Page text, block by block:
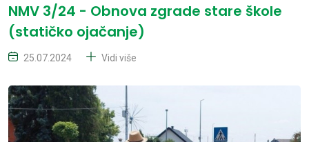
NMV 3/24 - Obnova zgrade stare škole
(statičko ojačanje)
25.07.2024 Vidi više